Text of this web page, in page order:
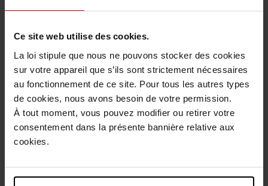
Ce site web utilise des cookies.
La loi stipule que nous ne pouvons stocker des cookies
sur votre appareil que s’ils sont strictement nécessaires
au fonctionnement de ce site. Pour tous les autres types
de cookies, nous avons besoin de votre permission.
À tout moment, vous pouvez modifier ou retirer votre
consentement dans la présente bannière relative aux
cookies.
Retour gratuit dans votre magasin
Description
Caractéristiques